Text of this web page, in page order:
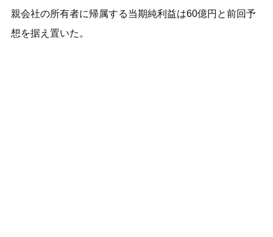
親会社の所有者に帰属する当期純利益は60億円と前回予
想を据え置いた。